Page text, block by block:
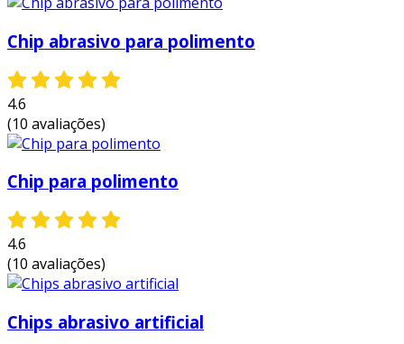
Chip abrasivo para polimento
4.6
(10 avaliações)
Chip para polimento
4.6
(10 avaliações)
Chips abrasivo artificial